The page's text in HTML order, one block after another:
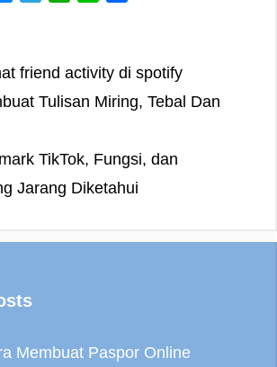
e
n
r
g
r
s
A
e
friend activity di spotify
Tulisan Miring, Tebal Dan
TikTok, Fungsi, dan
Jarang Diketahui
Membuat Paspor Online